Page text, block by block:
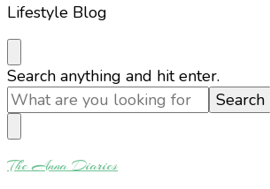
Lifestyle Blog
Looking
for
Something?
Search anything and hit enter.
The Anna Diaries